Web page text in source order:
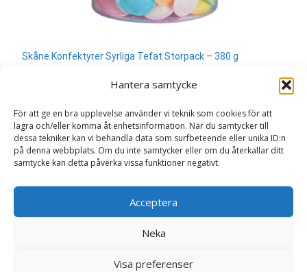
Hantera samtycke
För att ge en bra upplevelse använder vi teknik som cookies för att
lagra och/eller komma åt enhetsinformation. När du samtycker till
dessa tekniker kan vi behandla data som surfbeteende eller unika ID:n
på denna webbplats. Om du inte samtycker eller om du återkallar ditt
samtycke kan detta påverka vissa funktioner negativt.
Acceptera
Neka
Visa preferenser
Skåne Konfektyrer Syrliga Tefat Storpack – 380 g
Search
Powered by WordPress, Themei-craftby TemplatesNext.